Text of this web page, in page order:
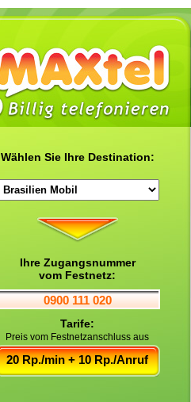
Wählen Sie Ihre Destination:
Ihre Zugangsnummer
vom Festnetz:
0900 111 020
Tarife:
Preis vom Festnetzanschluss aus
20 Rp./min + 10 Rp./Anruf